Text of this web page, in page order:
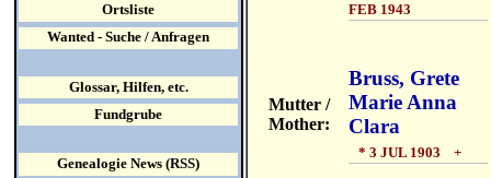
FEB 1943
Mutter /
Mother:
Bruss, Grete
Marie Anna
Clara
* 3 JUL 1903 +
Ortsliste
Wanted - Suche / Anfragen
Glossar, Hilfen, etc.
Fundgrube
Genealogie News (RSS)